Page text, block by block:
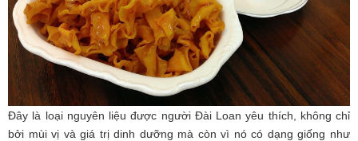
Đây là loại nguyên liệu được người Đài Loan yêu thích, không chỉ
bởi mùi vị và giá trị dinh dưỡng mà còn vì nó có dạng giống như